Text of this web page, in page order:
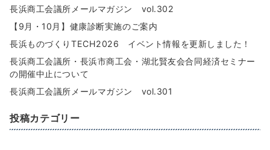
長浜商工会議所メールマガジン vol.302
【9月・10月】健康診断実施のご案内
長浜ものづくりTECH2026 イベント情報を更新しました！
長浜商工会議所・長浜市商工会・湖北賢友会合同経済セミナー
の開催中止について
長浜商工会議所メールマガジン vol.301
投稿カテゴリー